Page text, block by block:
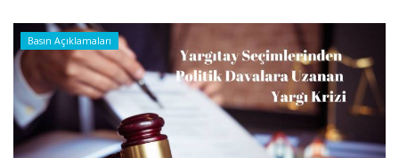
Basın Açıklamaları